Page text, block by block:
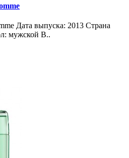
Дата выпуска: 2013 Страна
мужской В..